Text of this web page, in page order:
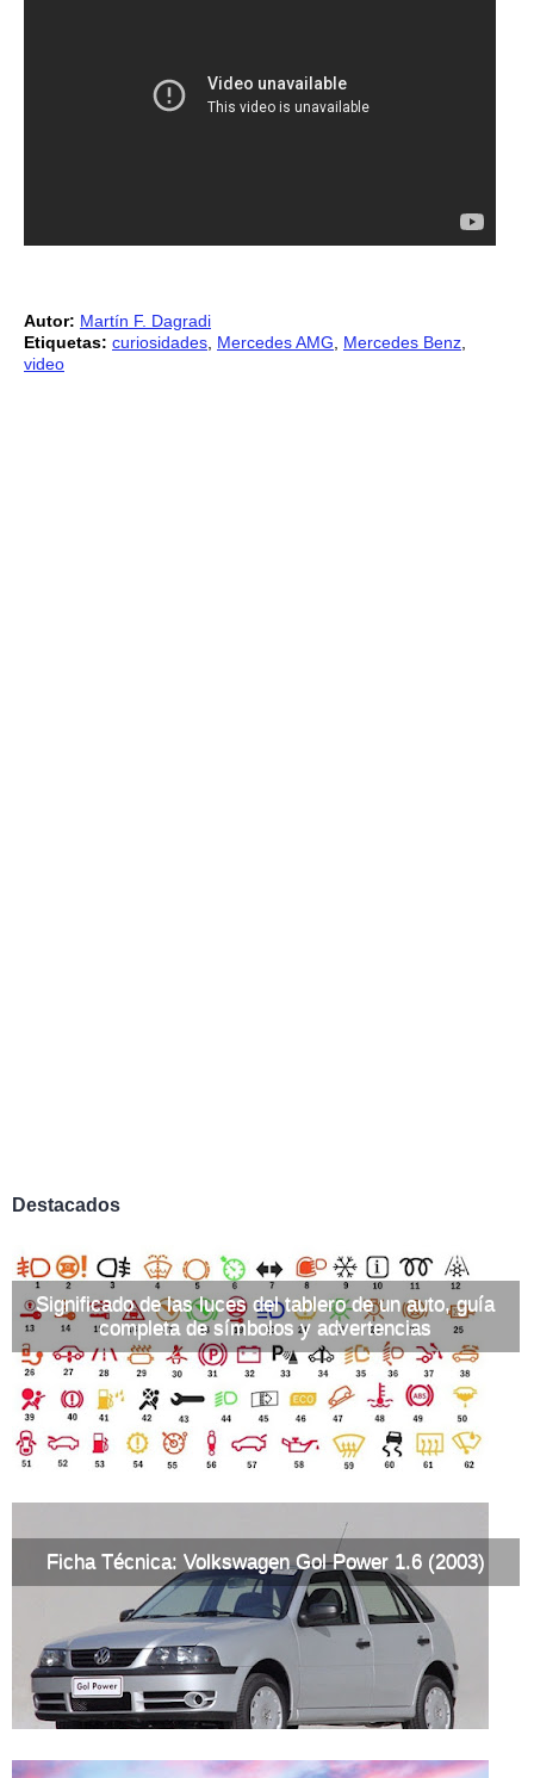
Autor: Martín F. Dagradi
Etiquetas: curiosidades Mercedes AMG Mercedes Benz
video
Destacados
Significado de las luces del tablero de un auto, guía
completa de símbolos y advertencias
Ficha Técnica: Volkswagen Gol Power 1.6 (2003)